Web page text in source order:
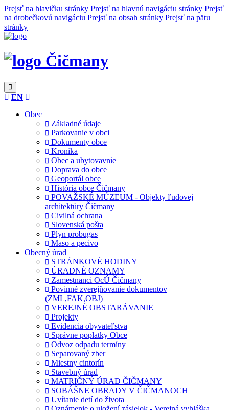
Prejsť na hlavičku stránky Prejsť na hlavnú navigáciu stránky Prejsť
na drobečkovú navigáciu Prejsť na obsah stránky Prejsť na pätu
stránky
Čičmany
EN
Obec
Základné údaje
Parkovanie v obci
Dokumenty obce
Kronika
Obec a ubytovavnie
Doprava do obce
Geoportál obce
História obce Čičmany
POVAŽSKÉ MÚZEUM - Objekty ľudovej
architektúry Čičmany
Civilná ochrana
Slovenská pošta
Plyn probugas
Maso a pecivo
Obecný úrad
STRÁNKOVÉ HODINY
ÚRADNÉ OZNAMY
Zamestnanci OcÚ Čičmany
Povinné zverejňovanie dokumentov
(ZML,FAK,OBJ)
VEREJNÉ OBSTARÁVANIE
Projekty
Evidencia obyvateľstva
Správne poplatky Obce
Odvoz odpadu termíny
Separovaný zber
Miestny cintorín
Stavebný úrad
MATRIČNÝ ÚRAD ČIČMANY
SOBÁŠNE OBRADY V ČIČMANOCH
Uvítanie detí do života